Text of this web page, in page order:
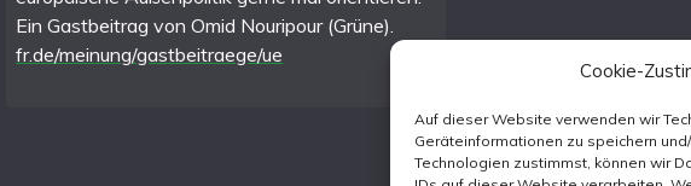
Cookie-
Auf dieser Website verwenden wir
Geräteinformationen zu speichern
Technologien zustimmst, können wir
Ein Gastbeitrag von Omid Nouripour (Grüne).
fr.de/meinung/gastbeitraege/ue